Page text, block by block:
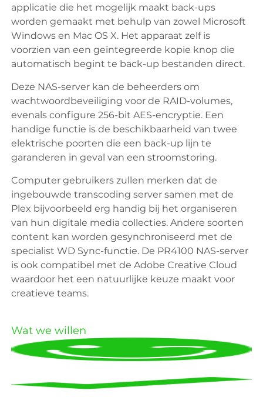
applicatie die het mogelijk maakt back-ups
worden gemaakt met behulp van zowel Microsoft
Windows en Mac OS X. Het apparaat zelf is
voorzien van een geïntegreerde kopie knop die
automatisch begint te back-up bestanden direct.
Deze NAS-server kan de beheerders om
wachtwoordbeveiliging voor de RAID-volumes,
evenals configure 256-bit AES-encryptie. Een
handige functie is de beschikbaarheid van twee
elektrische poorten die een back-up lijn te
garanderen in geval van een stroomstoring.
Computer gebruikers zullen merken dat de
ingebouwde transcoding server samen met de
Plex bijvoorbeeld erg handig bij het organiseren
van hun digitale media collecties. Andere soorten
content kan worden gesynchroniseerd met de
specialist WD Sync-functie. De PR4100 NAS-server
is ook compatibel met de Adobe Creative Cloud
waardoor het een natuurlijke keuze maakt voor
creatieve teams.
Wat we willen